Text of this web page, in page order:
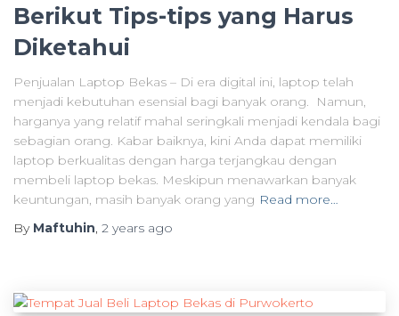
Berikut Tips-tips yang Harus
Diketahui
Penjualan Laptop Bekas – Di era digital ini, laptop telah
menjadi kebutuhan esensial bagi banyak orang. Namun,
harganya yang relatif mahal seringkali menjadi kendala bagi
sebagian orang. Kabar baiknya, kini Anda dapat memiliki
laptop berkualitas dengan harga terjangkau dengan
membeli laptop bekas. Meskipun menawarkan banyak
keuntungan, masih banyak orang yang Read more…
By Maftuhin, 2 years ago